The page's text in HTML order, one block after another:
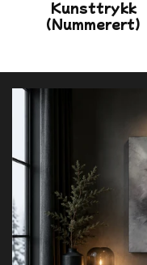
Kunsttrykk
(nummerert)